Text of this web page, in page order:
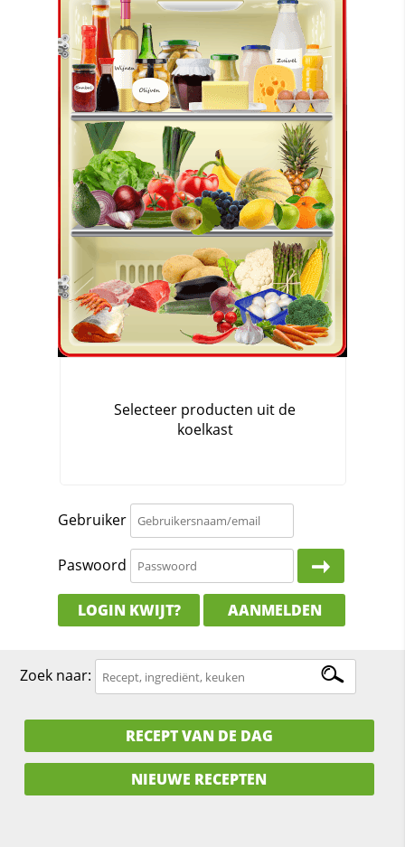
Gebruiker
Paswoord
LOGIN KWIJT? AANMELDEN
Zoek naar:
RECEPT VAN DE DAG
NIEUWE RECEPTEN